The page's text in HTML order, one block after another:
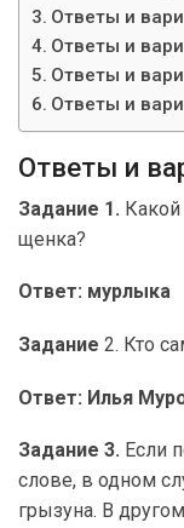
Ответы и
Ответы и
Ответы и
Ответы и
Ответы и
Задание 1.
щенка?
Ответ: мурлыка
Задание 2. Кто
Ответ: Илья
Задание 3. Если
слове, в одном
грызуна. В